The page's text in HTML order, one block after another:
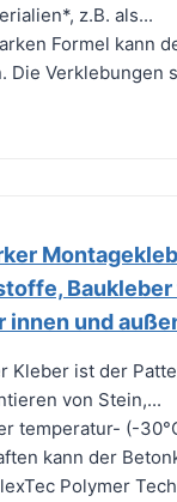
z.B. als...
Formel kann
Die Verklebungen
und
Kleber ist der
von Stein,...
temperatur- (-
kann der
Polymer